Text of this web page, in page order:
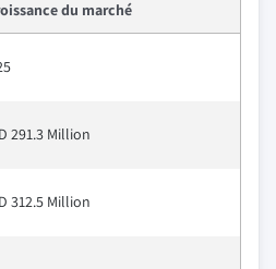
du marché
291.3 Million
312.5 Million